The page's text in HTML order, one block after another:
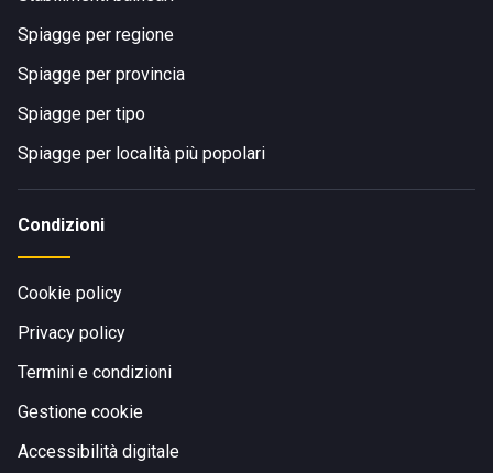
Spiagge per regione
Spiagge per provincia
Spiagge per tipo
Spiagge per località più popolari
Condizioni
Cookie policy
Privacy policy
Termini e condizioni
Gestione cookie
Accessibilità digitale